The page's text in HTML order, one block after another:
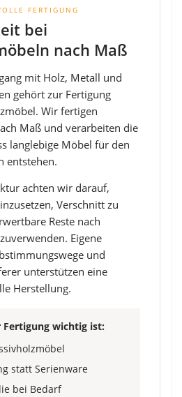
FERTIGUNG
bei
nach Maß
mit Holz, Metall und
gehört zur Fertigung
Wir fertigen
Maß und verarbeiten die
langlebige Möbel für den
entstehen.
achten wir darauf,
Verschnitt zu
Reste nach
Eigene
und
unterstützen eine
Herstellung.
Fertigung wichtig ist:
statt Serienware
bei Bedarf